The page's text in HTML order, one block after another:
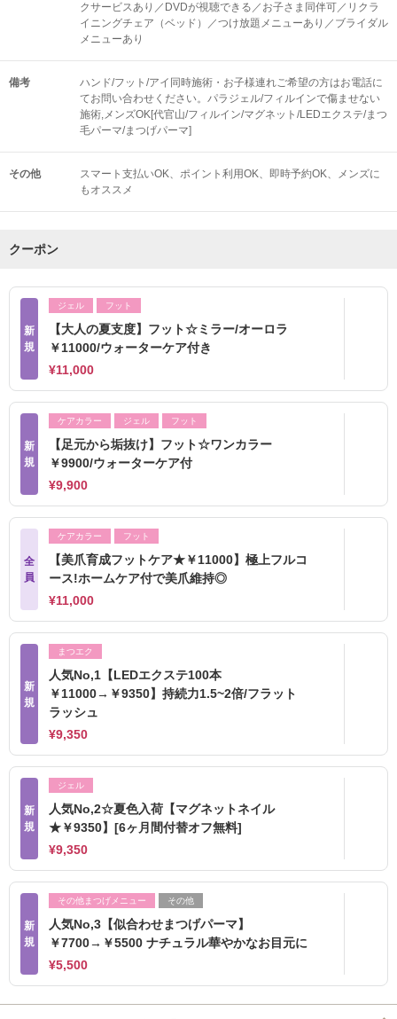
クサービスあり／DVDが視聴できる／お子さま同伴可／リクラ
イニングチェア（ベッド）／つけ放題メニューあり／ブライダル
メニューあり
備考
ハンド/フット/アイ同時施術・お子様連れご希望の方はお電話に
てお問い合わせください。パラジェル/フィルインで傷ませない
施術,メンズOK[代官山/フィルイン/マグネット/LEDエクステ/まつ
毛パーマ/まつげパーマ]
その他 スマート支払いOK ポイント利用OK 即時予約OK
メンズに
もオススメ
クーポン
新
規
ジェル フット
【大人の夏支度】フット☆ミラー/オーロラ
￥11000/ウォーターケア付き
¥11,000
新
規
ケアカラー ジェル フット
【足元から垢抜け】フット☆ワンカラー
￥9900/ウォーターケア付
¥9,900
全
員
ケアカラー フット
【美爪育成フットケア★￥11000】極上フルコ
ース!ホームケア付で美爪維持◎
¥11,000
新
規
まつエク
人気No,1【LEDエクステ100本
￥11000→￥9350】持続力1.5~2倍/フラット
ラッシュ
¥9,350
新
規
ジェル
人気No,2☆夏色入荷【マグネットネイル
★￥9350】[6ヶ月間付替オフ無料]
¥9,350
新
規
その他まつげメニュー その他
人気No,3【似合わせまつげパーマ】
￥7700→￥5500 ナチュラル華やかなお目元に
¥5,500